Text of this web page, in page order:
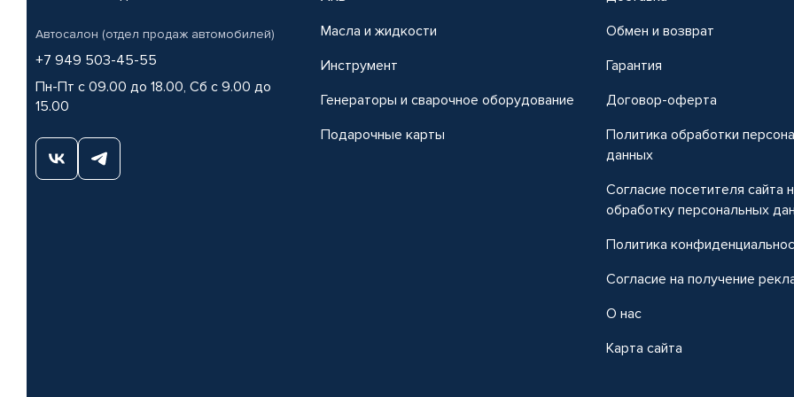
Автосалон (отдел продаж автомобилей)
+7 949 503-45-55
Пн-Пт с 09.00 до 18.00, Сб с 9.00 до
15.00
Масла и жидкости
Инструмент
Генераторы и сварочное оборудование
Подарочные карты
Обмен и возврат
Гарантия
Договор-оферта
Политика обработки
данных
Согласие посетителя сайта
обработку персональных
Политика
Согласие на получение
О нас
Карта сайта